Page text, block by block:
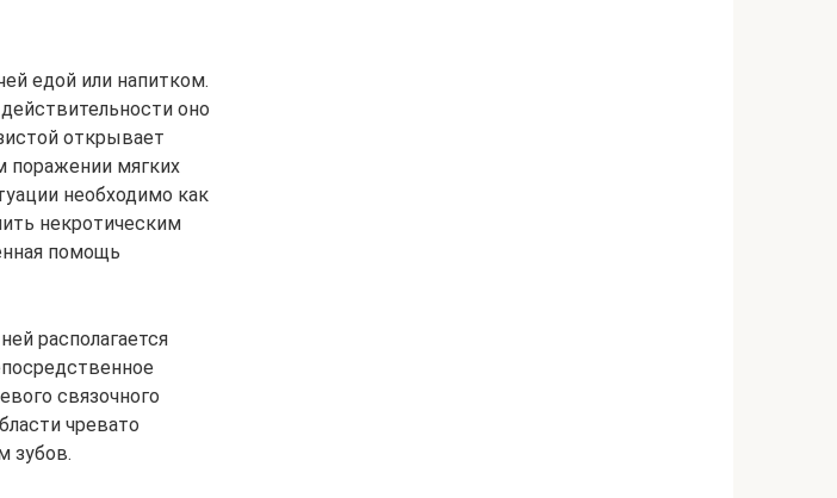
едой или напитком.
оно
открывает
поражении мягких
необходимо как
некротическим
помощь
располагается
связочного
чревато
зубов.